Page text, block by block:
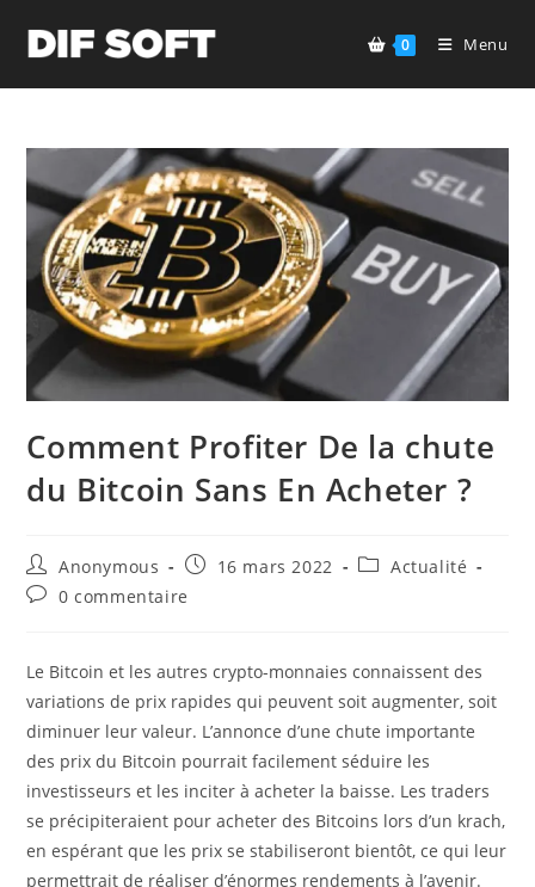
0 Menu
Comment Profiter De la chute
du Bitcoin Sans En Acheter ?
Auteur/autrice
de
la
Anonymous
Publication
16 mars 2022
PostActualité
Commentaires
publication :
0 commentaire
Le Bitcoin et les autres crypto-monnaies connaissent des
variations de prix rapides qui peuvent soit augmenter, soit
diminuer leur valeur. L’annonce d’une chute importante
des prix du Bitcoin pourrait facilement séduire les
investisseurs et les inciter à acheter la baisse. Les traders
se précipiteraient pour acheter des Bitcoins lors d’un krach,
en espérant que les prix se stabiliseront bientôt, ce qui leur
permettrait de réaliser d’énormes rendements à l’avenir.